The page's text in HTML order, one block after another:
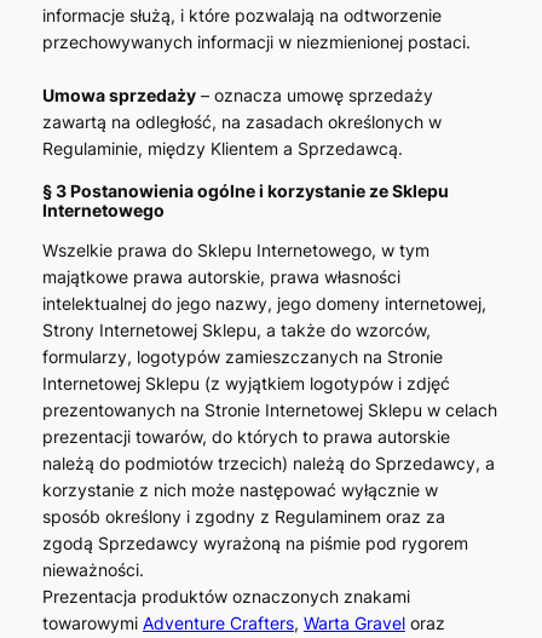
informacje służą, i które pozwalają na odtworzenie
przechowywanych informacji w niezmienionej postaci.
Umowa sprzedaży– oznacza umowę sprzedaży
zawartą na odległość, na zasadach określonych w
Regulaminie, między Klientem a Sprzedawcą.
§ 3 Postanowienia ogólne i korzystanie ze Sklepu
Internetowego
Wszelkie prawa do Sklepu Internetowego, w tym
majątkowe prawa autorskie, prawa własności
intelektualnej do jego nazwy, jego domeny internetowej,
Strony Internetowej Sklepu, a także do wzorców,
formularzy, logotypów zamieszczanych na Stronie
Internetowej Sklepu (z wyjątkiem logotypów i zdjęć
prezentowanych na Stronie Internetowej Sklepu w celach
prezentacji towarów, do których to prawa autorskie
należą do podmiotów trzecich) należą do Sprzedawcy, a
korzystanie z nich może następować wyłącznie w
sposób określony i zgodny z Regulaminem oraz za
zgodą Sprzedawcy wyrażoną na piśmie pod rygorem
nieważności.
Prezentacja produktów oznaczonych znakami
towarowymi Adventure Crafters, Warta Graveloraz